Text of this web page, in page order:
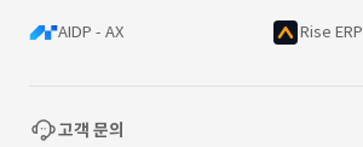
AIDP - AX Rise ERP
고객 문의